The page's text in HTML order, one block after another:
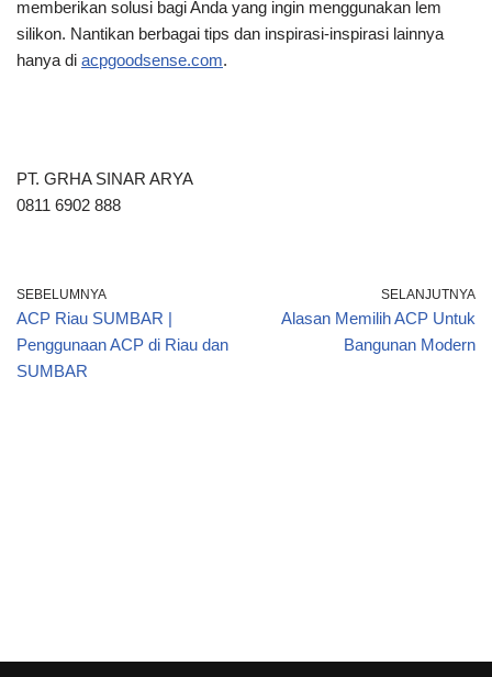
memberikan solusi bagi Anda yang ingin menggunakan lem
silikon. Nantikan berbagai tips dan inspirasi-inspirasi lainnya
hanya di acpgoodsense.com.
PT. GRHA SINAR ARYA
0811 6902 888
SEBELUMNYA
ACP Riau SUMBAR |
Penggunaan ACP di Riau dan
SUMBAR
SELANJUTNYA
Alasan Memilih ACP Untuk
Bangunan Modern